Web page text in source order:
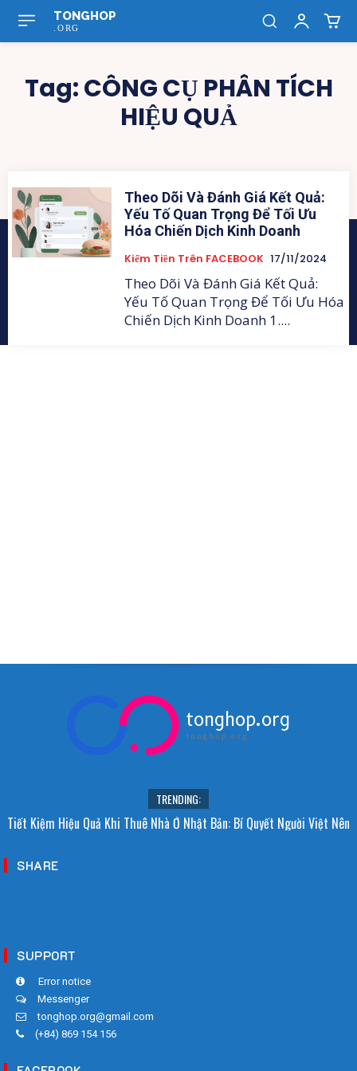
TONGHOP
.ORG
Tag:CÔNG CỤ PHÂN TÍCH
HIỆU QUẢ
Theo Dõi Và Đánh Giá Kết Quả:
Yếu Tố Quan Trọng Để Tối Ưu
Hóa Chiến Dịch Kinh Doanh
Kiếm Tiền Trên FACEBOOK 17/11/2024
Theo Dõi Và Đánh Giá Kết Quả:
Yếu Tố Quan Trọng Để Tối Ưu Hóa
Chiến Dịch Kinh Doanh 1....
tonghop.org
tonghop.org
TRENDING:
Sao Người Nhật Không Ăn Hoa Quả Tự Trồng? Sự Thật Bất Ngờ Đằng
Tiết Kiệm Hiệu Quả Khi Thuê Nhà Ở Nhật Bản: Bí Quyết Người Việt Nên
SHARE
SUPPORT
Error notice
Messenger
tonghop.org@gmail.com
(+84) 869 154 156